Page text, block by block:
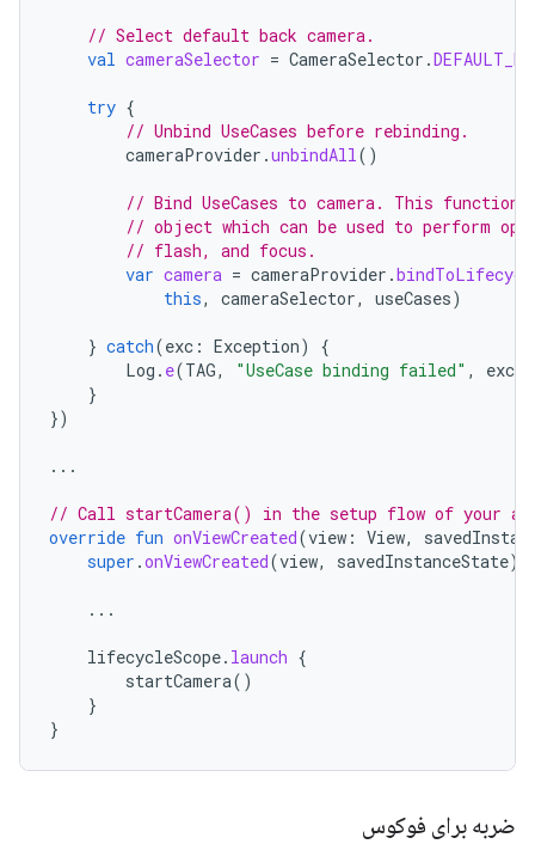
// Select default back camera.
val cameraSelector = CameraSelector .
try {
// Unbind UseCases before rebinding.
cameraProvider .unbindAll()
// Bind UseCases to camera. This function
// object which can be used to perform
// flash, and focus.
var camera = cameraProvider .
this, cameraSelector, useCases)
} catch(exc : Exception)
{
Log . e(TAG, "UseCase binding failed" , exc
}
})
...
// Call startCamera() in the setup flow of your
override fun onViewCreated(view : View,
super .onViewCreated(view, savedInstanceState)
...
lifecycleScope. launch {
startCamera()
}
}
ضربه برای فوکوس